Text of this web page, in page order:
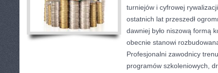
turniejów i cyfrowej
ostatnich lat przeszedł
dawniej było niszową formą
obecnie stanowi
Profesjonalni zawodnicy
programów szkoleniowych,